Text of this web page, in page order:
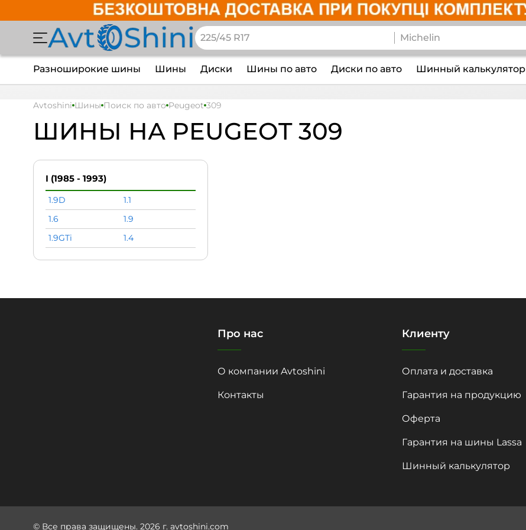
Разноширокие шины Шины Диски Шины по авто Диски по авто Шинный калькулятор
Avtoshini Шины Поиск по авто Peugeot 309
ШИНЫ НА PEUGEOT 309
I (1985 - 1993)
1.9D
1.1
1.6
1.9
1.9GTi
1.4
Про нас
О компании Avtoshini
Контакты
Клиенту
Оплата и доставка
Гарантия на продукцию
Оферта
Гарантия на шины Lassa
Шинный калькулятор
© Все права защищены. 2026 г. avtoshini.com